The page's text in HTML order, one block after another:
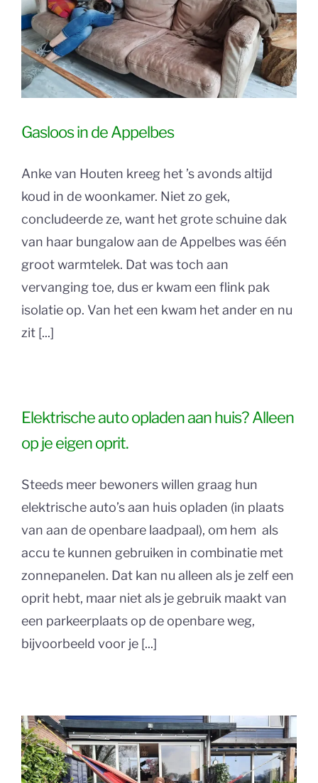
Gasloos in de Appelbes
Anke van Houten kreeg het ’s avonds altijd
koud in de woonkamer. Niet zo gek,
concludeerde ze, want het grote schuine dak
van haar bungalow aan de Appelbes was één
groot warmtelek. Dat was toch aan
vervanging toe, dus er kwam een flink pak
isolatie op. Van het een kwam het ander en nu
zit [...]
Elektrische auto opladen aan huis? Alleen
op je eigen oprit.
Steeds meer bewoners willen graag hun
elektrische auto’s aan huis opladen (in plaats
van aan de openbare laadpaal), om hem als
accu te kunnen gebruiken in combinatie met
zonnepanelen. Dat kan nu alleen als je zelf een
oprit hebt, maar niet als je gebruik maakt van
een parkeerplaats op de openbare weg,
bijvoorbeeld voor je [...]